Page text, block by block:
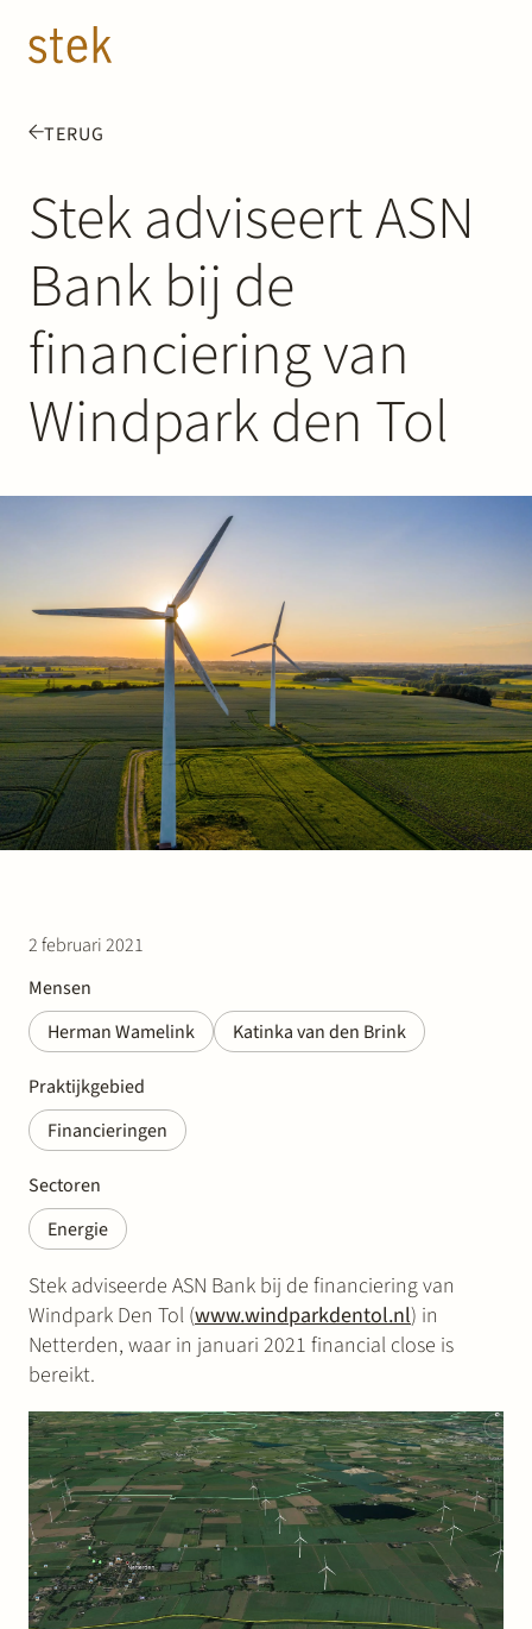
TERUG
Stek adviseert ASN
Bank bij de
financiering van
Windpark den Tol
2 februari 2021
Mensen
Herman Wamelink
Katinka van den Brink
Praktijkgebied
Financieringen
Sectoren
Energie
Stek adviseerde ASN Bank bij de financiering van
Windpark Den Tol (www.windparkdentol.nl) in
Netterden, waar in januari 2021 financial close is
bereikt.
Mensen
Expertise
Over ons
Track record
News & Insights
Contact
Werken bij Stek
Partner